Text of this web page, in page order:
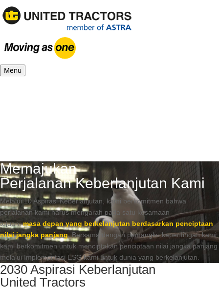
Menu
Memajukan
Perjalanan Keberlanjutan Kami
Melalui 10 Aspirasi Keberlanjutan, kami berkomitmen bahwa
perjalanan kami harus mengarah pada satu kesamaan
tujuan:masa depan yang berkelanjutan berdasarkan penciptaan
nilai jangka panjang.Bersama dengan pemangku kepentingan kami,
kami berkomitmen untuk menciptakan penciptaan nilai jangka panjang
melalui Implementasi ESG kami untuk dunia yang berkelanjutan.
2030 Aspirasi Keberlanjutan
United Tractors